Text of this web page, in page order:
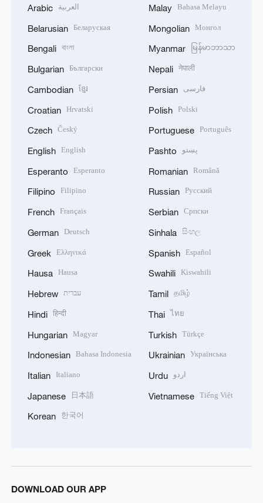
Arabic العربية
Belarusian Беларуская
Bengali বাংলা
Bulgarian Български
Cambodian ខ្មែរ
Croatian Hrvatski
Czech Český
English English
Esperanto Esperanto
Filipino Filipino
French Français
German Deutsch
Greek Ελληνικά
Hausa Hausa
Hebrew עברית
Hindi हिन्दी
Hungarian Magyar
Indonesian Bahasa Indonesia
Italian Italiano
Japanese 日本語
Korean 한국어
Malay Bahasa Melayu
Mongolian Монгол
Myanmar မြန်မာဘာသာ
Nepali नेपाली
Persian فارسی
Polish Polski
Portuguese Português
Pashto پښتو
Romanian Română
Russian Русский
Serbian Српски
Sinhala සිංහල
Spanish Español
Swahili Kiswahili
Tamil தமிழ்
Thai ไทย
Turkish Türkçe
Ukrainian Українська
Urdu اردو
Vietnamese Tiếng Việt
DOWNLOAD OUR APP